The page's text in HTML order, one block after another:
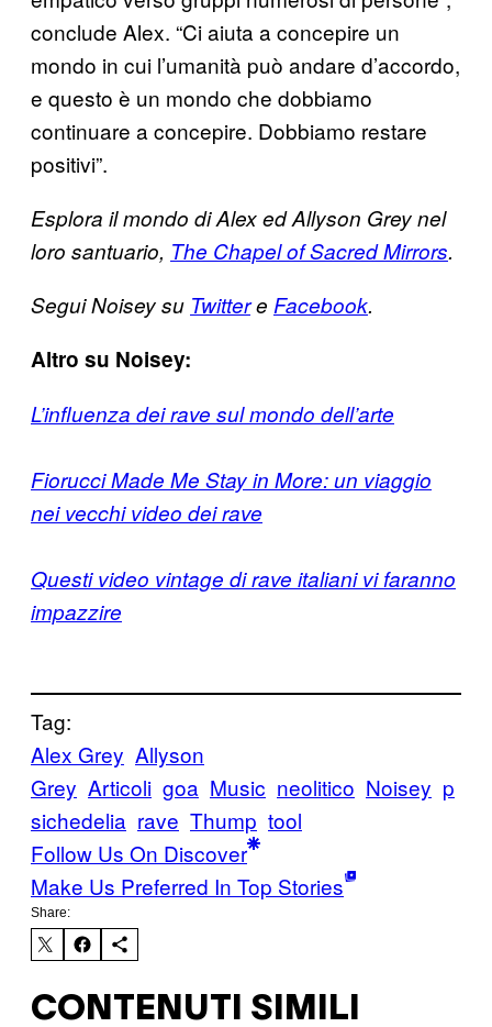
conclude Alex. “Ci aiuta a concepire un
mondo in cui l’umanità può andare d’accordo,
e questo è un mondo che dobbiamo
continuare a concepire. Dobbiamo restare
positivi”.
Esplora il mondo di Alex ed Allyson Grey nel
loro santuario, The Chapel of Sacred Mirrors.
Segui Noisey su Twittere Facebook.
Altro su Noisey:
L’influenza dei rave sul mondo dell’arte
Fiorucci Made Me Stay in More: un viaggio
nei vecchi video dei rave
Questi video vintage di rave italiani vi faranno
impazzire
Tag:
Alex Grey Allyson
Grey Articoli goa Music neolitico Noisey p
sichedelia rave Thump tool
Follow Us On Discover
Make Us Preferred In Top Stories
Share:
CONTENUTI SIMILI